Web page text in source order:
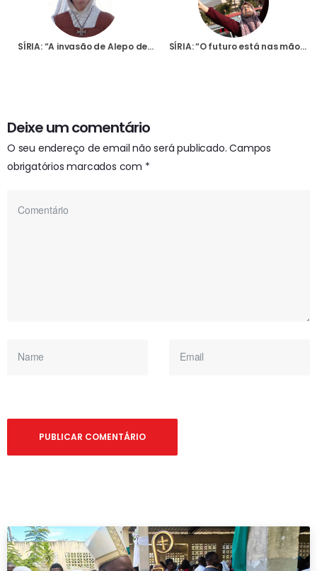
SÍRIA: “A invasão de Alepo desmoralizou, é como voltar de novo aos tempos da guerra”, afirma religiosa portuguesa SÍRIA: “O futuro está nas mãos de Deus”, diz religiosa portuguesa após a queda do regime de Bashar al-Assad
Deixe um comentário
O seu endereço de email não será publicado. Campos
obrigatórios marcados com *